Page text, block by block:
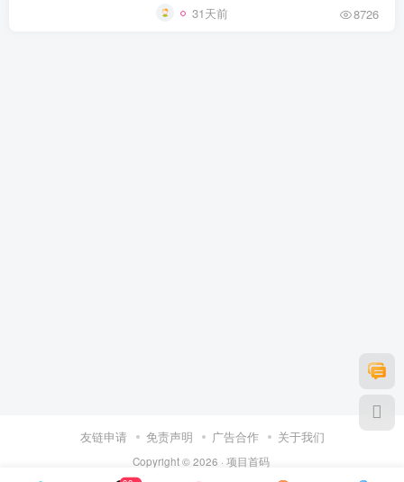
31天前 8726
友链申请 免责声明 广告合作 关于我们
Copyright © 2026 · 项目首码